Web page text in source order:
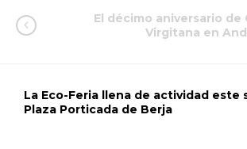
El décimo aniversario de
Virgitana en
La Eco-Feria llena de actividad este
Plaza Porticada de Berja